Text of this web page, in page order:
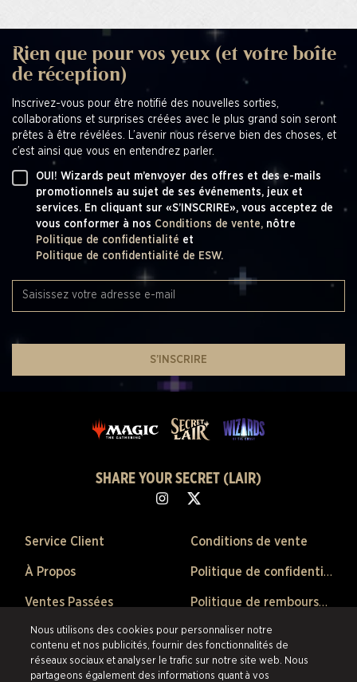
Rien que pour vos yeux (et votre boîte
de réception)
Inscrivez-vous pour être notifié des nouvelles sorties,
collaborations et surprises créées avec le plus grand soin seront
prêtes à être révélées. L’avenir nous réserve bien des choses, et
c’est ainsi que vous en entendrez parler.
OUI! Wizards peut m’envoyer des offres et des e-mails
promotionnels au sujet de ses événements, jeux et
services. En cliquant sur «S’INSCRIRE», vous acceptez de
vous conformer à nos Conditions de vente, nôtre
Politique de confidentialité et
Politique de confidentialité de ESW.
S’INSCRIRE
SHARE YOUR SECRET (LAIR)
Service Client
À Propos
Ventes Passées
Préférences de Cookies
Conditions de vente
Politique de confidentialité
Politique de remboursement
©2026 Scalefast Inc. (faisant affaire sous le nom de ESW). Tous droits
réservés. Les marques citées sont la propriété de leurs détenteurs respectifs
Nous utilisons des cookies pour personnaliser notre
contenu et nos publicités, fournir des fonctionnalités de
réseaux sociaux et analyser le trafic sur notre site web. Nous
partageons également des informations quant à vos